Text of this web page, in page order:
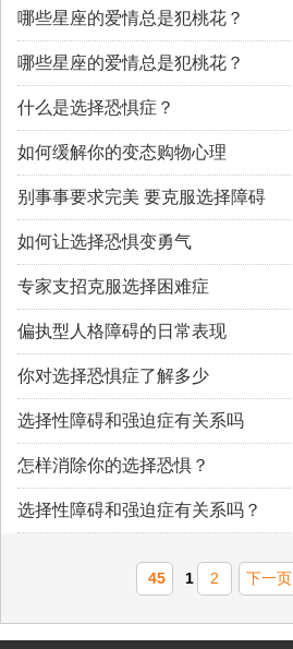
哪些星座的爱情总是犯桃花？
哪些星座的爱情总是犯桃花？
什么是选择恐惧症？
如何缓解你的变态购物心理
别事事要求完美 要克服选择障碍
如何让选择恐惧变勇气
专家支招克服选择困难症
偏执型人格障碍的日常表现
你对选择恐惧症了解多少
选择性障碍和强迫症有关系吗
怎样消除你的选择恐惧？
选择性障碍和强迫症有关系吗？
45 1 2 下一页